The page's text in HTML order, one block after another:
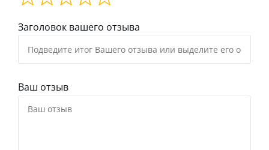
Заголовок вашего отзыва
Ваш отзыв